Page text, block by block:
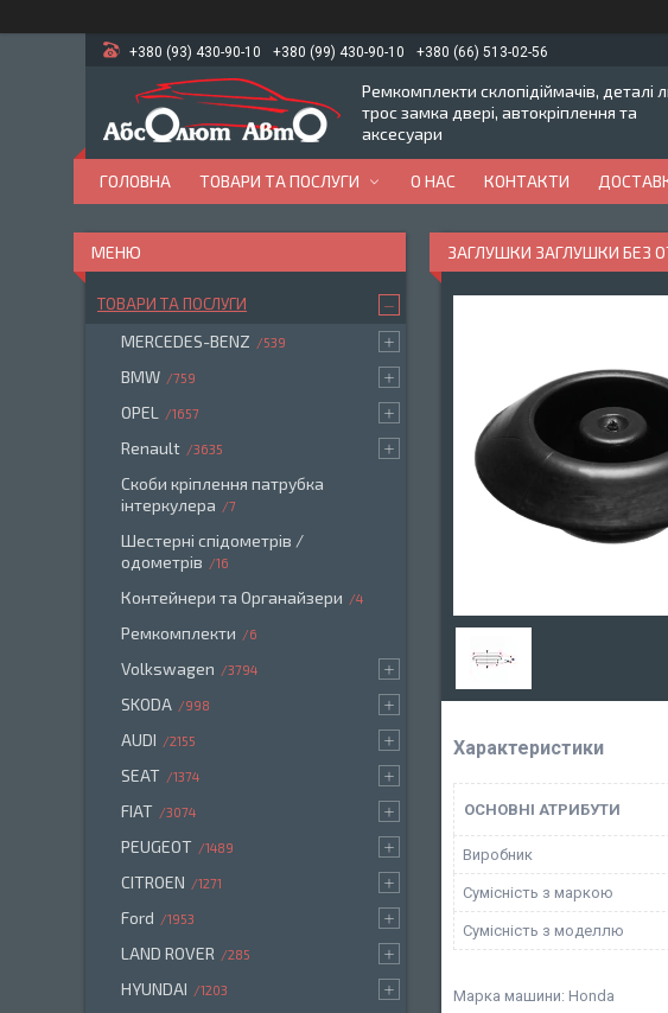
+380 (93) 430-90-10 +380 (99) 430-90-10 +380 (66) 513-02-56
Ремкомплекти склопідіймачів, деталі
трос замка двері, автокріплення та
аксесуари
ГОЛОВНА ТОВАРИ ТА ПОСЛУГИ О НАС КОНТАКТИ
ЗАГЛУШКИ ЗАГЛУШКИ БЕЗ
Характеристики
ОСНОВНІ АТРИБУТИ
Виробник
Сумісність з маркою
Сумісність з моделлю
Марка машини: Honda
ТОВАРИ ТА ПОСЛУГИ
MERCEDES-BENZ 539
BMW 759
OPEL 1657
Renault 3635
Скоби кріплення патрубка
інтеркулера
7
Шестерні спідометрів /
одометрів
16
Контейнери та Органайзери 4
Ремкомплекти 6
Volkswagen 3794
SKODA 998
AUDI 2155
SEAT 1374
FIAT 3074
PEUGEOT 1489
CITROEN 1271
Ford 1953
LAND ROVER 285
HYUNDAI 1203